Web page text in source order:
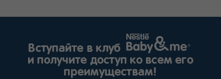
Вступайте в клуб
и получите доступ ко всем его
преимуществам!